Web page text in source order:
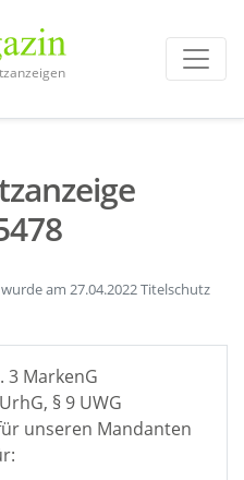
am 27.04.2022 Titelschutz
3 MarkenG
§ 9 UWG
unseren Mandanten